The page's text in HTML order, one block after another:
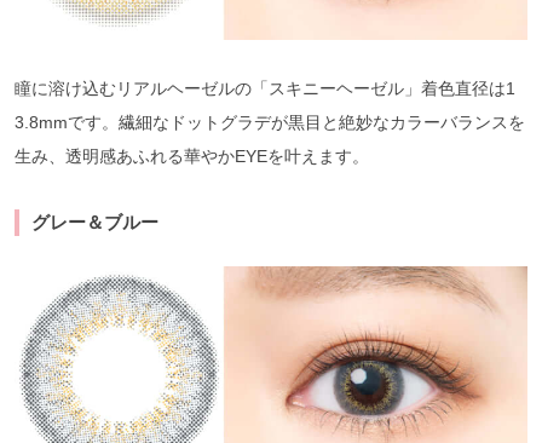
瞳に溶け込むリアルヘーゼルの「スキニーヘーゼル」着色直径は1
3.8mmです。繊細なドットグラデが黒目と絶妙なカラーバランスを
生み、透明感あふれる華やかEYEを叶えます。
グレー＆ブルー